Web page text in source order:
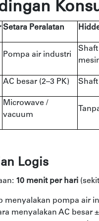
Setara Peralatan
Pompa air industri
AC besar (2–3 PK)
Microwave /
vacuum
Logis
10 menit per hari
menyalakan pompa air
menyalakan AC besar